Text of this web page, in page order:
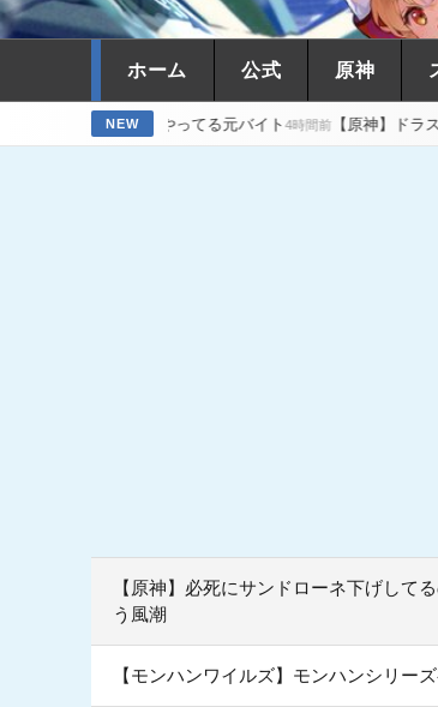
ホーム 公式 原神
NEW
でやってる元バイト 4時間前【原神】ドラスパの宝箱の最後
【原神】必死にサンドローネ下げして
う風潮
【モンハンワイルズ】モンハンシリー